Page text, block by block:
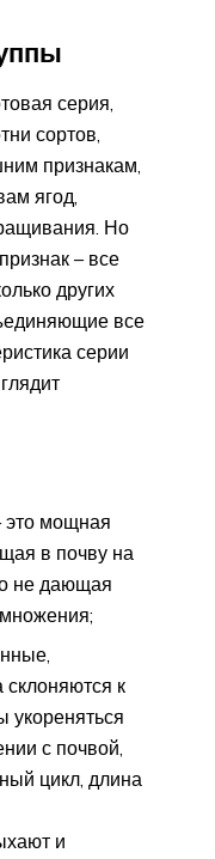
серия,
сортов,
признакам,
ягод,
Но
– все
других
все
серии
это мощная
в почву на
не дающая
склоняются к
укореняться
с почвой,
цикл, длина
и